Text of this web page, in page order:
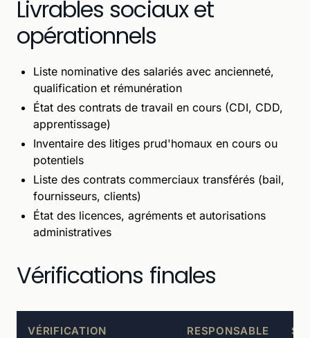
Livrables sociaux et
opérationnels
Liste nominative des salariés avec ancienneté,
qualification et rémunération
État des contrats de travail en cours (CDI, CDD,
apprentissage)
Inventaire des litiges prud'homaux en cours ou
potentiels
Liste des contrats commerciaux transférés (bail,
fournisseurs, clients)
État des licences, agréments et autorisations
administratives
Vérifications finales
VÉRIFICATION RESPONSABLE